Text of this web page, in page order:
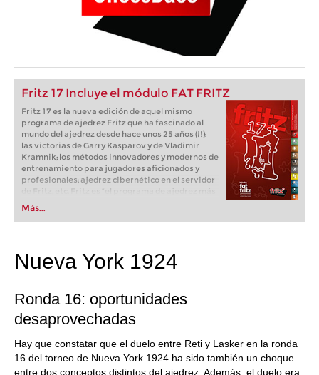
Fritz 17 Incluye el módulo FAT FRITZ
Fritz 17 es la nueva edición de aquel mismo
programa de ajedrez Fritz que ha fascinado al
mundo del ajedrez desde hace unos 25 años (¡!):
las victorias de Garry Kasparov y de Vladimir
Kramnik; los métodos innovadores y modernos de
entrenamiento para jugadores aficionados y
profesionales; ajedrez cibernético en el servidor
popular de Alemania” (Der Spiegel) y ofrece todo
lo que necesita el ajedrecista. La novedad más
espectacular: Fritz 17 incluye el módulo basado
Más...
Nueva York 1924
Ronda 16: oportunidades
desaprovechadas
Hay que constatar que el duelo entre Reti y Lasker en la ronda
16 del torneo de Nueva York 1924 ha sido también un choque
entre dos conceptos distintos del ajedrez. Además, el duelo era